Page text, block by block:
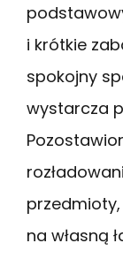
i krótkie
spokojny
wystarcza
na własną